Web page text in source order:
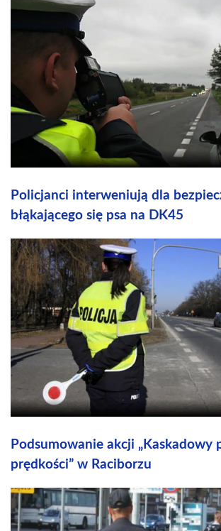
Policjanci interweniują dla
błąkającego się psa na DK45
Podsumowanie akcji „Kaskadowy
prędkości” w Raciborzu